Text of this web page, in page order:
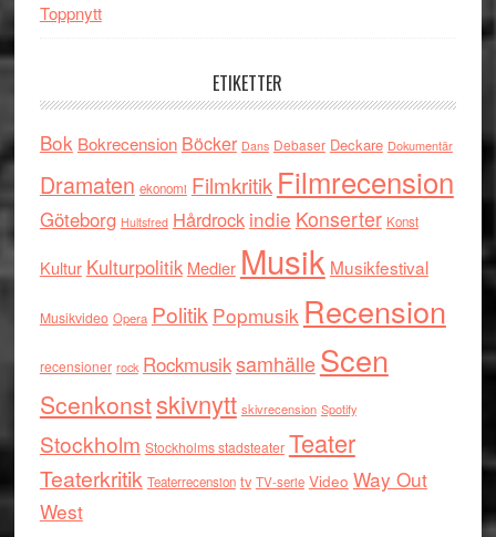
Toppnytt
ETIKETTER
Bok Bokrecension Böcker Dans Debaser Deckare Dokumentär
Dramaten ekonomi Filmkritik Filmrecension
Göteborg Hultsfred Hårdrock indie Konserter Konst
Kultur Kulturpolitik Medier Musik Musikfestival
Musikvideo Opera Politik Popmusik Recension
recensioner rock RockmusiksamhälleScen
Scenkonstskivnytt skivrecension Spotify
Stockholm Stockholms stadsteater Teater
Teaterkritik Teaterrecension tv TV-serie Video Way Out
West